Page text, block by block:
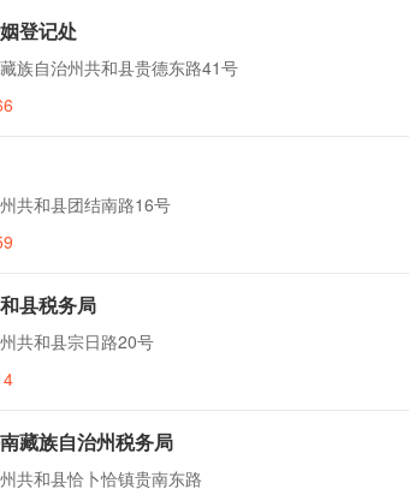
登记处
族自治州共和县贵德东路41号
共和县团结南路16号
县税务局
共和县宗日路20号
藏族自治州税务局
共和县恰卜恰镇贵南东路